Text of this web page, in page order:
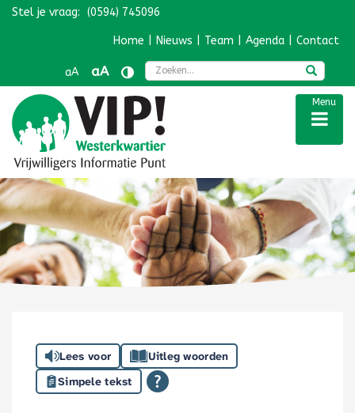
Navigatie overslaan
Stel je vraag: (0594) 745096
Home Nieuws Team Agenda Contact
aA aA
Menu
Lees voor
Uitleg woorden
Simpele tekst